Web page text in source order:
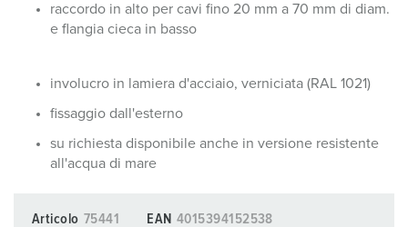
raccordo in alto per cavi fino 20 mm a 70 mm di diam.
e flangia cieca in basso
involucro in lamiera d'acciaio, verniciata (RAL 1021)
fissaggio dall'esterno
su richiesta disponibile anche in versione resistente
all'acqua di mare
Articolo 75441 EAN 4015394152538